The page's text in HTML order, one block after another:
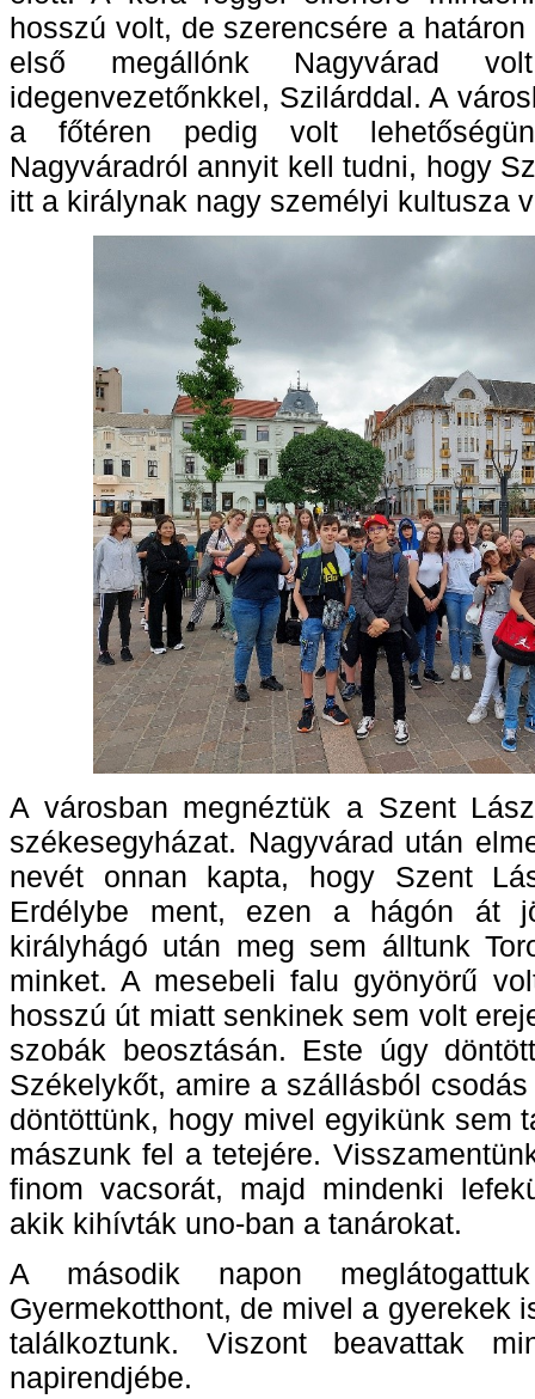
hosszú volt, de szerencsére a
első megállónk Nagyvárad
idegenvezetőnkkel, Szilárddal. A
a főtéren pedig volt
Nagyváradról annyit kell tudni, hogy
itt a királynak nagy személyi kultusza
A városban megnéztük a Szent
székesegyházat. Nagyvárad után
nevét onnan kapta, hogy Szent
Erdélybe ment, ezen a hágón át
királyhágó után meg sem álltunk
minket. A mesebeli falu gyönyörű
hosszú út miatt senkinek sem volt
szobák beosztásán. Este úgy
Székelykőt, amire a szállásból
döntöttünk, hogy mivel egyikünk sem
mászunk fel a tetejére.
finom vacsorát, majd mindenki
akik kihívták uno-ban a
A második napon
Gyermekotthont, de mivel a gyerekek
találkoztunk. Viszont beavattak
napirendjébe.